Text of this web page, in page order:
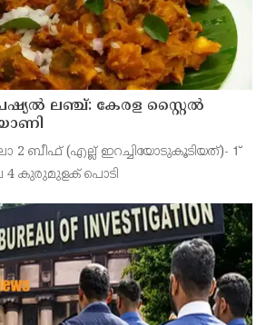
ലഞ്ച്: കേരള സ്റ്റൈൽ
2 ബീഫ് (എല്ല് ഇറച്ചിയോടുകൂടിയത്)- 1്
4 കുരുമുളക് പൊടി